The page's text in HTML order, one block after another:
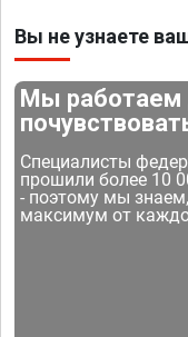
Вы не узнаете
Мы работаем
Специалисты
прошили более 10
- поэтому мы
максимум от